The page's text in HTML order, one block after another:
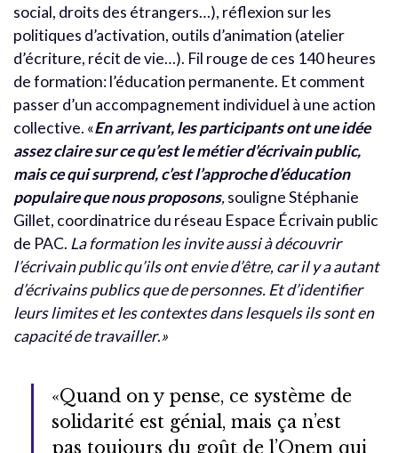
social, droits des étrangers…), réflexion sur les
politiques d’activation, outils d’animation (atelier
d’écriture, récit de vie…). Fil rouge de ces 140 heures
de formation: l’éducation permanente. Et comment
passer d’un accompagnement individuel à une action
collective. «En arrivant, les participants ont une idée
assez claire sur ce qu’est le métier d’écrivain public,
mais ce qui surprend, c’est l’approche d’éducation
populaire que nous proposons,souligne Stéphanie
Gillet, coordinatrice du réseau Espace Écrivain public
de PAC. La formation les invite aussi à découvrir
l’écrivain public qu’ils ont envie d’être, car il y a autant
d’écrivains publics que de personnes. Et d’identifier
leurs limites et les contextes dans lesquels ils sont en
capacité de travailler.»
«Quand on y pense, ce système de
solidarité est génial, mais ça n’est
pas toujours du goût de l’Onem qui